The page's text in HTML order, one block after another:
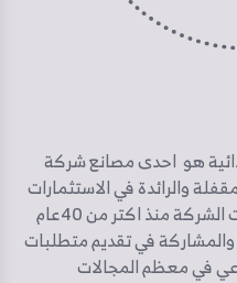
هو احدى مصانع شركة
والرائدة في الاستثمارات
بالمملكة العربية السعودية تأسست الشركة منذ اكتر من 40عام
في تقديم متطلبات
في معظم المجالات